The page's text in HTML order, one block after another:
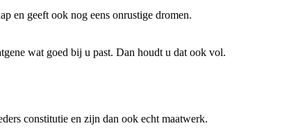
en geeft ook nog eens onrustige dromen.
wat goed bij u past. Dan houdt u dat ook vol.
constitutie en zijn dan ook echt maatwerk.